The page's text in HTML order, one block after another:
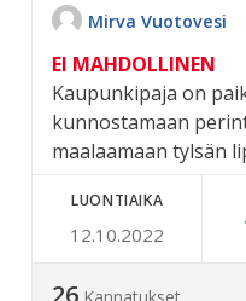
Mirva Vuotovesi
EI MAHDOLLINEN
Kaupunkipaja on
kunnostamaan
maalaamaan tylsän
LUONTIAIKA
12.10.2022
26